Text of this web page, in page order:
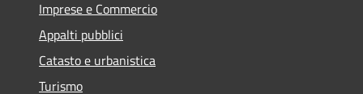
Imprese e Commercio
Appalti pubblici
Catasto e urbanistica
Turismo